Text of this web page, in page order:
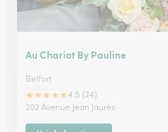
Au Chariot By Pauline
Belfort
★★★★★4.5 (24)
202 Avenue Jean Jaurès